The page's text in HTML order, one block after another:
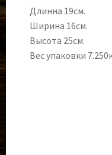
Длинна 19см.
Ширина 16см.
Высота 25см.
Вес упаковки